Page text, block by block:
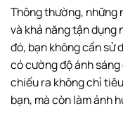
Thông thường, những
và khả năng tận dụng
đó, bạn không cần sử
có cường độ ánh
chiếu ra không chỉ
bạn, mà còn làm ảnh